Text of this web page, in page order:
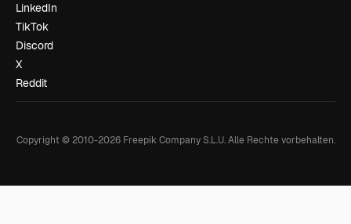
LinkedIn
TikTok
Discord
X
Reddit
Copyright © 2010-2026Freepik Company S.L.U. Alle Rechte vorbehalten.